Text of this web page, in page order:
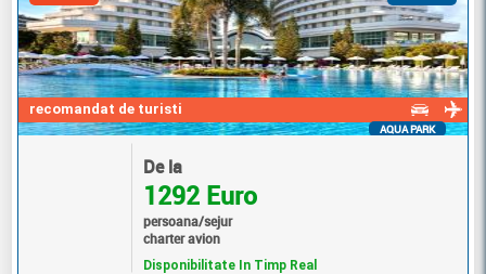
recomandat de turisti
AQUA PARK
De la
1292 Euro
persoana/sejur
charter avion
Disponibilitate In Timp Real